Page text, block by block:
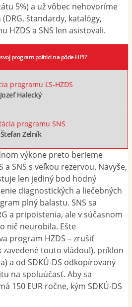
5%) a už vôbec nehovoríme
štandardy, katalógy,
HZDS a SNS len asistovali.
program politici na pôde HPI?
programu ĽS-HZDS
Jozef Halecký
programu SNS
Štefan Zelník
výkone preto berieme
a SNS s veľkou rezervou. Navyše,
len jediný bod hodný
diagnostických a liečebných
plný balastu. SNS sa
a pripoistenia, ale v súčasnom
nič neurobila. Ešte
program HZDS – zrušiť
touto vládou!), príklon
a od SDKÚ-DS odkopírovaný
na spoluúčasť. Aby sa
150 EUR ročne, kým SDKÚ-DS